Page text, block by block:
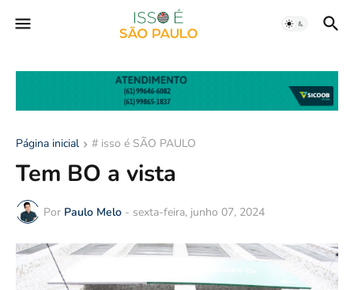
Página inicial # isso é SÃO PAULO
Tem BO a vista
Por Paulo Melo - sexta-feira, junho 07, 2024